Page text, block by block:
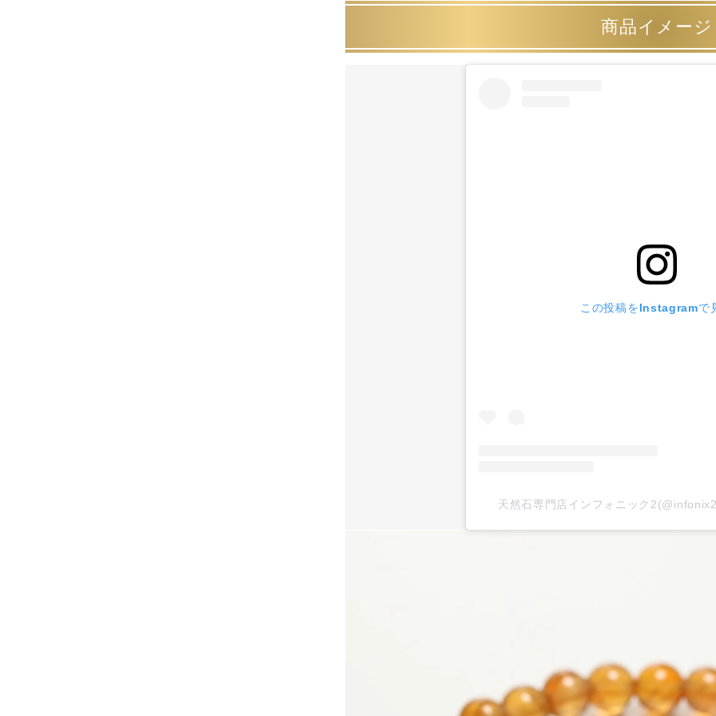
商品イメージ
この投稿をInstagramで
天然石専門店インフォニック